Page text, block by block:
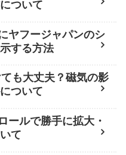
ついて
ヤフージャパンのシ
する方法
も大丈夫？磁気の影
ついて
ールで勝手に拡大・
て